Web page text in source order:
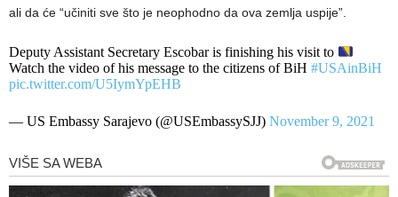
ali da će “učiniti sve što je neophodno da ova zemlja uspije”.
Deputy Assistant Secretary Escobar is finishing his visit to
Watch the video of his message to the citizens of BiH #USAinBiH
pic.twitter.com/U5IymYpEHB
— US Embassy Sarajevo (@USEmbassySJJ) November 9, 2021